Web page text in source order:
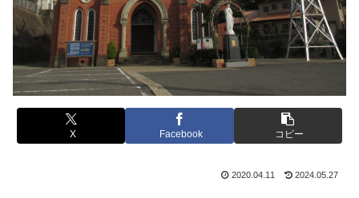
X Facebook コピー
2020.04.11 2024.05.27